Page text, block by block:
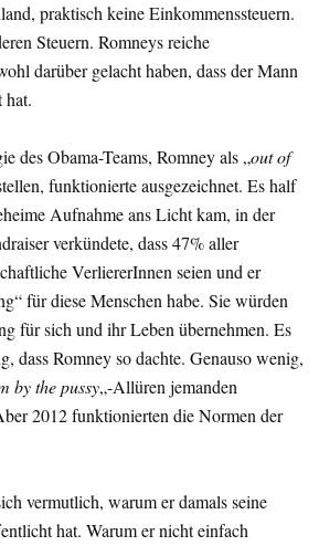
praktisch keine Einkommenssteuern.
Steuern. Romneys reiche
darüber gelacht haben, dass der Mann
hat.
des Obama-Teams, Romney als „out of
funktionierte ausgezeichnet. Es half
Aufnahme ans Licht kam, in der
verkündete, dass 47% aller
VerliererInnen seien und er
für diese Menschen habe. Sie würden
für sich und ihr Leben übernehmen. Es
dass Romney so dachte. Genauso wenig,
by the pussy„-Allüren jemanden
2012 funktionierten die Normen der
vermutlich, warum er damals seine
hat. Warum er nicht einfach